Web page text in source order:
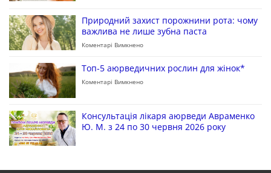
Природний захист порожнини рота: чому
важлива не лише зубна паста
Коментарі Вимкнено
Топ-5 аюрведичних рослин для жінок*
Коментарі Вимкнено
Консультація лікаря аюрведи Авраменко
Ю. М. з 24 по 30 червня 2026 року